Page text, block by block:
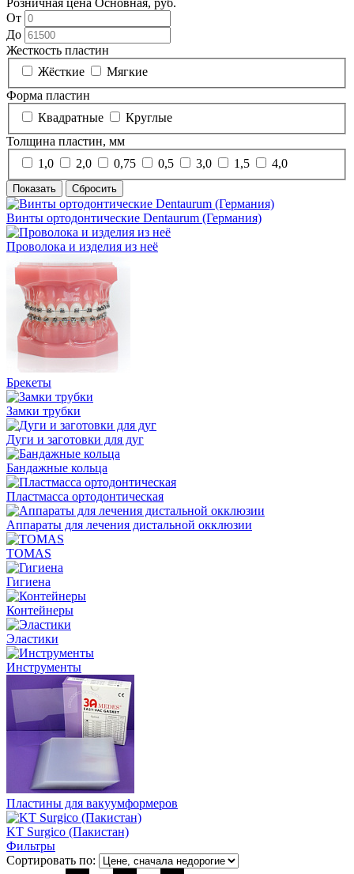
От
До
Жесткость пластин
Жёсткие
Мягкие
Форма пластин
Квадратные
Круглые
Толщина пластин, мм
1,0
2,0 0,75 0,5 3,0 1,5 4,0
Винты ортодонтические Dentaurum (Германия)
Проволока и изделия из неё
Брекеты
Замки трубки
Дуги и заготовки для дуг
Бандажные кольца
Пластмасса ортодонтическая
Аппараты для лечения дистальной окклюзии
TOMAS
Гигиена
Контейнеры
Эластики
Инструменты
Пластины для вакуумформеров
KT Surgico (Пакистан)
Фильтры
Сортировать по: